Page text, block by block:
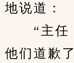
地说道：
“主任，
他们道歉